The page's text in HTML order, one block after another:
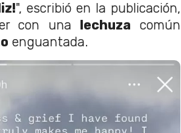
", escribió en la publicación,
con una lechuza común
enguantada.